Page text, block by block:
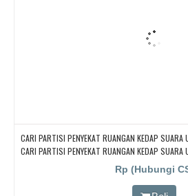
CARI PARTISI PENYEKAT RUANGAN KEDAP SUARA
CARI PARTISI PENYEKAT RUANGAN KEDAP SUARA
CARI PARTISI PENYEKAT RUANGAN KEDAP SUARA
CARI PARTISI PENYEKAT RUANGAN KEDAP SUARA
CARI PARTISI PENYEKAT RUANGAN KEDAP SUARA
Rp (Hubungi